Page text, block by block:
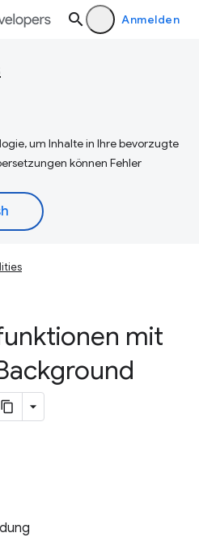
Anmelden
um Inhalte in Ihre bevorzugte
können Fehler
mit